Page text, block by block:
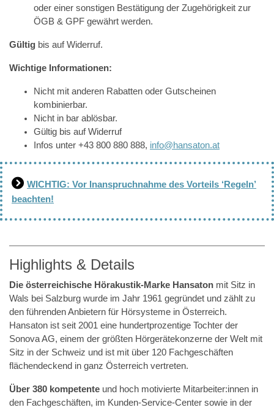
oder einer sonstigen Bestätigung der Zugehörigkeit zur
ÖGB & GPF gewährt werden.
Gültig bis auf Widerruf.
Wichtige Informationen:
Nicht mit anderen Rabatten oder Gutscheinen
kombinierbar.
Nicht in bar ablösbar.
Gültig bis auf Widerruf
Infos unter +43 800 880 888, info@hansaton.at
WICHTIG: Vor Inanspruchnahme des Vorteils ‘Regeln’
beachten!
Highlights & Details
Die österreichische Hörakustik-Marke Hansaton mit Sitz in
Wals bei Salzburg wurde im Jahr 1961 gegründet und zählt zu
den führenden Anbietern für Hörsysteme in Österreich.
Hansaton ist seit 2001 eine hundertprozentige Tochter der
Sonova AG, einem der größten Hörgerätekonzerne der Welt mit
Sitz in der Schweiz und ist mit über 120 Fachgeschäften
flächendeckend in ganz Österreich vertreten.
Über 380 kompetente und hoch motivierte Mitarbeiter:innen in
den Fachgeschäften, im Kunden-Service-Center sowie in der